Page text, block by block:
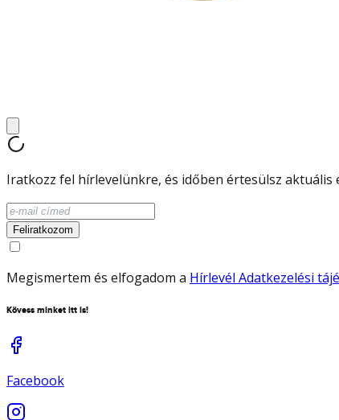
Iratkozz fel hírlevelünkre, és időben értesülsz aktuális
Feliratkozom
Megismertem és elfogadom a Hírlevél Adatkezelési
Kövess minket itt is!
Facebook